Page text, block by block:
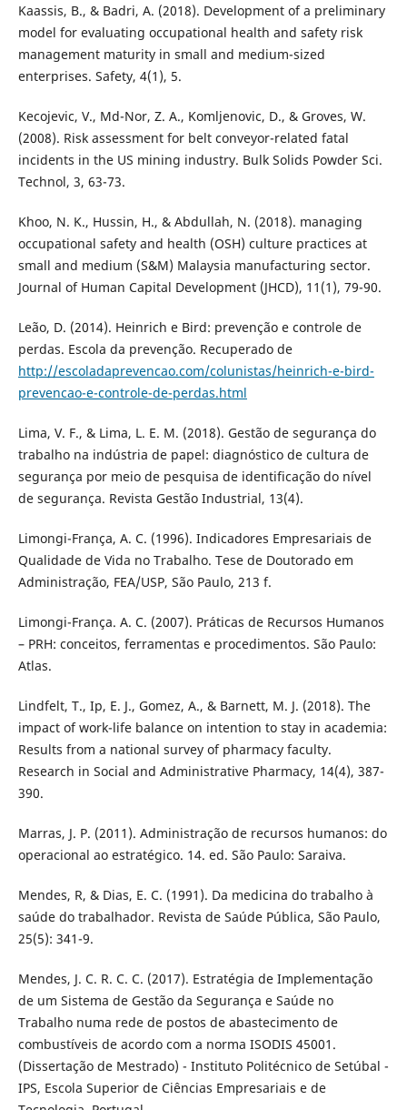
Kaassis, B., & Badri, A. (2018). Development of a preliminary
model for evaluating occupational health and safety risk
management maturity in small and medium-sized
enterprises. Safety, 4(1), 5.
Kecojevic, V., Md-Nor, Z. A., Komljenovic, D., & Groves, W.
(2008). Risk assessment for belt conveyor-related fatal
incidents in the US mining industry. Bulk Solids Powder Sci.
Technol, 3, 63-73.
Khoo, N. K., Hussin, H., & Abdullah, N. (2018). managing
occupational safety and health (OSH) culture practices at
small and medium (S&M) Malaysia manufacturing sector.
Journal of Human Capital Development (JHCD), 11(1), 79-90.
Leão, D. (2014). Heinrich e Bird: prevenção e controle de
perdas. Escola da prevenção. Recuperado de
http://escoladaprevencao.com/colunistas/heinrich-e-bird-
prevencao-e-controle-de-perdas.html
Lima, V. F., & Lima, L. E. M. (2018). Gestão de segurança do
trabalho na indústria de papel: diagnóstico de cultura de
segurança por meio de pesquisa de identificação do nível
de segurança. Revista Gestão Industrial, 13(4).
Limongi-França, A. C. (1996). Indicadores Empresariais de
Qualidade de Vida no Trabalho. Tese de Doutorado em
Administração, FEA/USP, São Paulo, 213 f.
Limongi-França. A. C. (2007). Práticas de Recursos Humanos
– PRH: conceitos, ferramentas e procedimentos. São Paulo:
Atlas.
Lindfelt, T., Ip, E. J., Gomez, A., & Barnett, M. J. (2018). The
impact of work-life balance on intention to stay in academia:
Results from a national survey of pharmacy faculty.
Research in Social and Administrative Pharmacy, 14(4), 387-
390.
Marras, J. P. (2011). Administração de recursos humanos: do
operacional ao estratégico. 14. ed. São Paulo: Saraiva.
Mendes, R, & Dias, E. C. (1991). Da medicina do trabalho à
saúde do trabalhador. Revista de Saúde Pública, São Paulo,
25(5): 341-9.
Mendes, J. C. R. C. C. (2017). Estratégia de Implementação
de um Sistema de Gestão da Segurança e Saúde no
Trabalho numa rede de postos de abastecimento de
combustíveis de acordo com a norma ISODIS 45001.
(Dissertação de Mestrado) - Instituto Politécnico de Setúbal -
IPS, Escola Superior de Ciências Empresariais e de